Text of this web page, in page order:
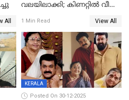
All
വലയിലാക്കി; കിണറ്റിൽ വീണ
1 Min Read View All
KERALA
Posted On 30-12-2025